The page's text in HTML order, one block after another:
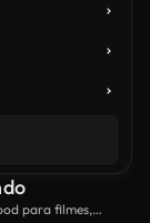
para filmes,